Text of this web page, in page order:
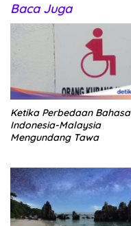
Baca Juga
Ketika Perbedaan Bahasa
Indonesia-Malaysia
Mengundang Tawa